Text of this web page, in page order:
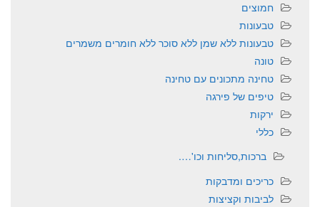
חמוצים
טבעונות
טבעונות ללא שמן ללא סוכר ללא חומרים משמרים
טונה
טחינה מתכונים עם טחינה
טיפים של פירגה
ירקות
כללי
ברכות,סליחות וכו'….
כריכים ומדבקות
לביבות וקציצות